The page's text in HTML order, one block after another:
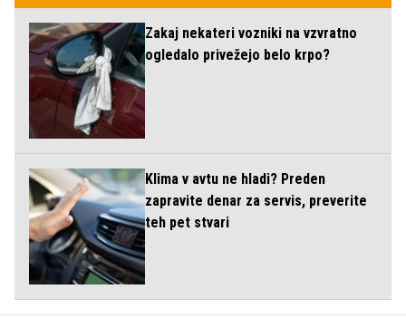
Zakaj nekateri vozniki na vzvratno
ogledalo privežejo belo krpo?
Klima v avtu ne hladi? Preden
zapravite denar za servis, preverite
teh pet stvari